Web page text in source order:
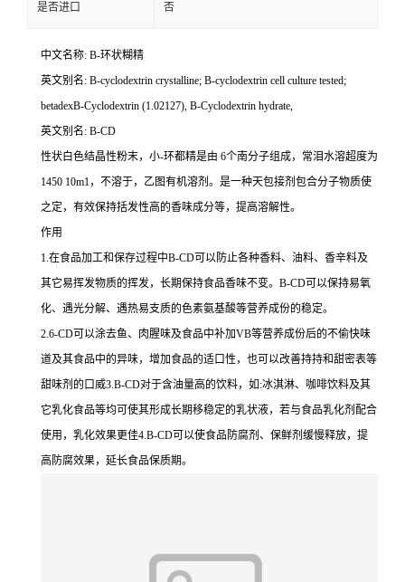
是否进口 否
中文名称: B-环状糊精
英文别名: B-cyclodextrin crystalline; B-cyclodextrin cell culture tested;
betadexB-Cyclodextrin (1.02127), B-Cyclodextrin hydrate,
英文别名: B-CD
性状白色结晶性粉末，小-环都精是由 6个南分子组成，常泪水溶超度为
1450 10m1，不溶于，乙图有机溶剂。是一种天包接剂包合分子物质使
之定，有效保持括发性高的香味成分等，提高溶解性。
作用
1.在食品加工和保存过程中B-CD可以防止各种香料、油料、香辛料及
其它易挥发物质的挥发，长期保持食品香味不变。B-CD可以保持易氧
化、遇光分解、遇热易支质的色素氨基酸等营养成份的稳定。
2.6-CD可以涂去鱼、肉腥味及食品中补加VB等营养成份后的不偷快味
道及其食品中的异味，增加食品的适口性，也可以改善持持和甜密表等
甜味剂的口威3.B-CD对于含油量高的饮料，如:冰淇淋、咖啡饮料及其
它乳化食品等均可使其形成长期移稳定的乳状液，若与食品乳化剂配合
使用，乳化效果更佳4.B-CD可以使食品防腐剂、保鲜剂缓慢释放，提
高防腐效果，延长食品保质期。